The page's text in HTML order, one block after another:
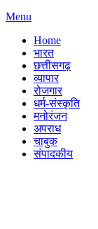
Menu
Home
भारत
छत्तीसगढ़
व्यापार
रोजगार
धर्म-संस्कृति
मनोरंजन
अपराध
चाबुक
संपादकीय